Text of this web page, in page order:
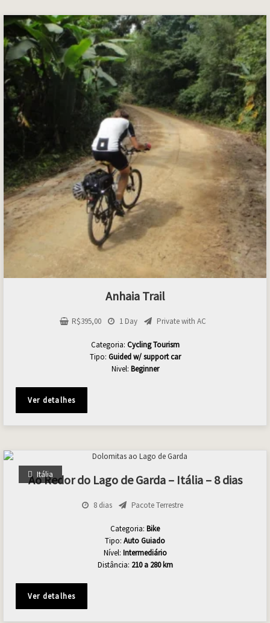
Anhaia Trail
R$395,00 1 Day Private with AC
Categoria: Cycling Tourism
Tipo: Guided w/ support car
Nivel: Beginner
Ver detalhes
Itália
Ao Redor do Lago de Garda – Itália – 8 dias
8 dias Pacote Terrestre
Categoria: Bike
Tipo: Auto Guiado
Nível: Intermediário
Distância: 210 a 280 km
Ver detalhes